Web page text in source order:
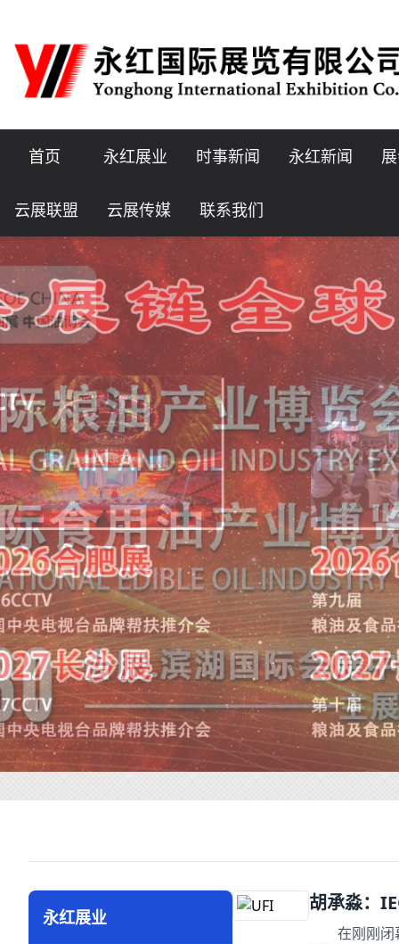
首页 永红展业 时事新闻 永红新闻
云展联盟 云展传媒 联系我们
永红展业
胡承淼：
在刚刚闭幕